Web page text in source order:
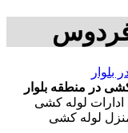
فردوس
در منطقه بلوار
لوله کشی
لوله کشی